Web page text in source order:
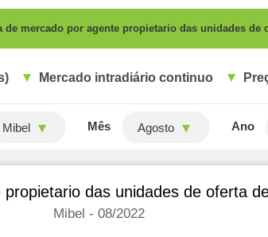
de mercado por agente propietario das unidades de
Mercado intradiário continuo
Mibel Mês Agosto Ano
das unidades de oferta
Mibel - 08/2022